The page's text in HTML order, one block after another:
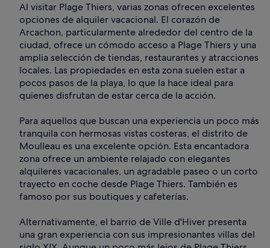
Al visitar Plage Thiers, varias zonas ofrecen excelentes
opciones de alquiler vacacional. El corazón de
Arcachon, particularmente alrededor del centro de la
ciudad, ofrece un cómodo acceso a Plage Thiers y una
amplia selección de tiendas, restaurantes y atracciones
locales. Las propiedades en esta zona suelen estar a
pocos pasos de la playa, lo que la hace ideal para
quienes disfrutan de estar cerca de la acción.
Para aquellos que buscan una experiencia un poco más
tranquila con hermosas vistas costeras, el distrito de
Moulleau es una excelente opción. Esta encantadora
zona ofrece un ambiente relajado con elegantes
alquileres vacacionales, un agradable paseo o un corto
trayecto en coche desde Plage Thiers. También es
famoso por sus boutiques y cafeterías.
Alternativamente, el barrio de Ville d'Hiver presenta
una gran experiencia con sus impresionantes villas del